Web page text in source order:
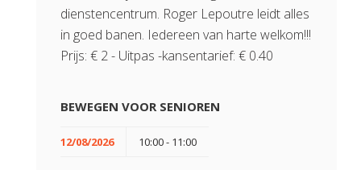
dienstencentrum. Roger Lepoutre leidt alles
in goed banen. Iedereen van harte welkom!!!
Prijs: € 2 - Uitpas -kansentarief: € 0.40
BEWEGEN VOOR SENIOREN
12/08/2026 10:00 - 11:00